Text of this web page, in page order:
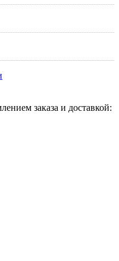
заказа и доставкой: